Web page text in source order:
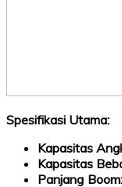
Spesifikasi Utama:
Kapasitas
Kapasitas
Panjang Boom: